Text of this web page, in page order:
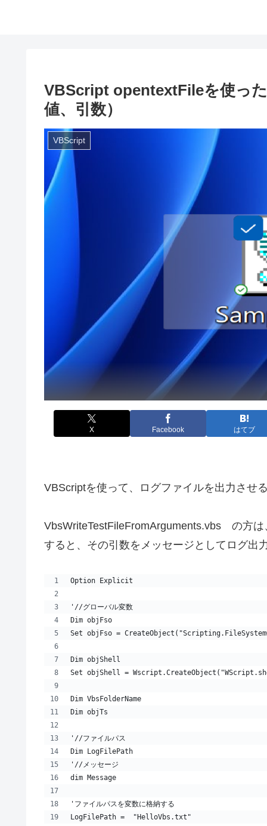
VBScript opentextFileを使っ
値、引数）
VBScript
X Facebook はてブ
VBScriptを使って、ログファイルを出力させ
VbsWriteTestFileFromArguments.vbs の方
すると、その引数をメッセージとしてログ出
Option Explicit
'//グローバル変数
Dim objFso
Set objFso =
Dim objShell
Set objShell =
Dim VbsFolderName
Dim objTs
'//ファイルパス
Dim LogFilePath
'//メッセージ
dim Message
'ファイルパスを変数に格納する
LogFilePath =  "HelloVbs.txt"